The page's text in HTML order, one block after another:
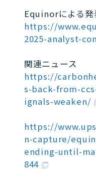
Equinorによる発
https://
2025-analyst-
関連ニュース
https://
s-back-from-
ignals-weaken/
https://
n-capture/
ending-until-
844